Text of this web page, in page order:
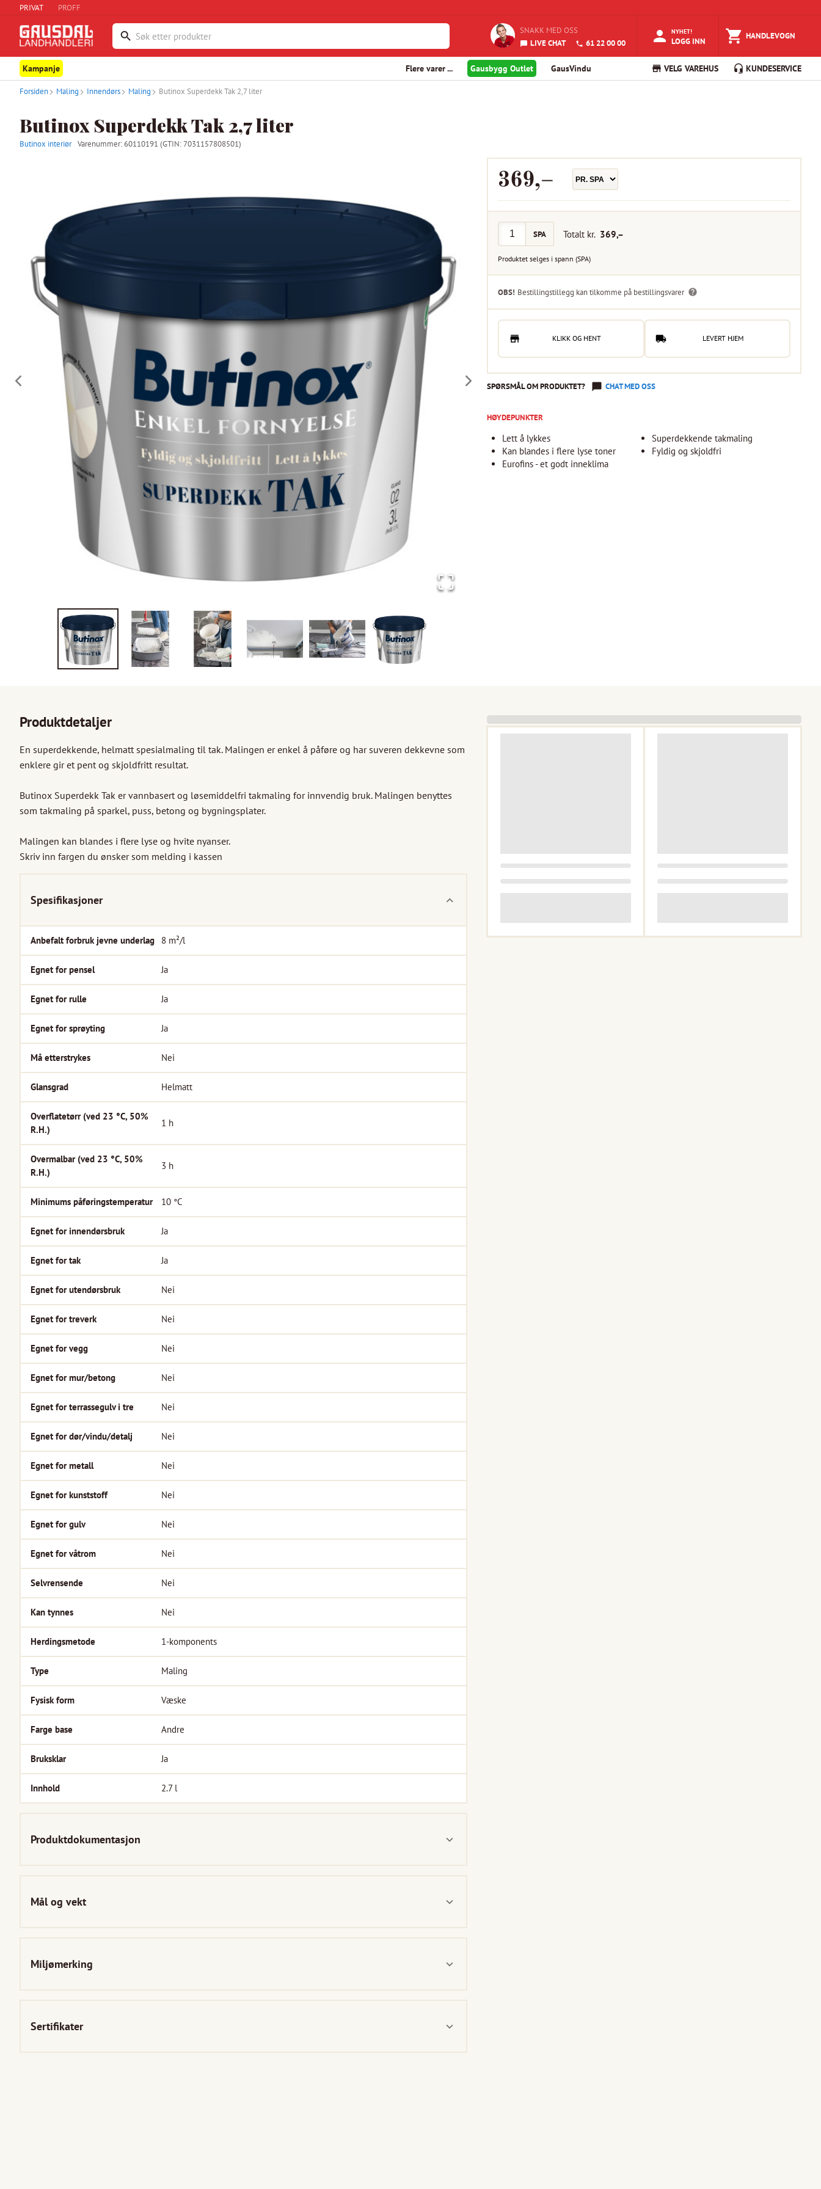
PRIVAT PROFF
SNAKK MED OSS
LIVE CHAT
61 22 00 00
NYHET!
LOGG INN HANDLEVOGN
Kampanje Flere varer ... Gausbygg Outlet GausVindu VELG VAREHUS KUNDESERVICE
Forsiden Maling Innendørs Maling Butinox Superdekk Tak 2,7 liter
Butinox Superdekk Tak 2,7 liter
Butinox interiør Varenummer:60110191 (GTIN: 7031157808501)
369,–
SPA Totalt kr. 369,–
Produktet selges ispann (SPA)
OBS! Bestillingstillegg kan tilkomme på bestillingsvarer
KLIKK OG HENT LEVERT HJEM
SPØRSMÅL OM PRODUKTET? CHAT MED OSS
HØYDEPUNKTER
Lett å lykkes
Kan blandes i flere lyse toner
Eurofins - et godt inneklima
Superdekkende takmaling
Fyldig og skjoldfri
Produktdetaljer
En superdekkende, helmatt spesialmaling til tak. Malingen er enkel å påføre og har suveren dekkevne som
enklere gir et pent og skjoldfritt resultat.
Butinox Superdekk Tak er vannbasert og løsemiddelfri takmaling for innvendig bruk. Malingen benyttes
som takmaling på sparkel, puss, betong og bygningsplater.
Malingen kan blandes i flere lyse og hvite nyanser.
Skriv inn fargen du ønsker som melding i kassen
Spesifikasjoner
Anbefalt forbruk jevne underlag 8 m²/l
Egnet for pensel Ja
Egnet for rulle Ja
Egnet for sprøyting Ja
Må etterstrykes Nei
Glansgrad Helmatt
Overflatetørr (ved 23 °C, 50%
R.H.)
1 h
Overmalbar (ved 23 °C, 50%
R.H.)
3 h
Minimums påføringstemperatur 10 °C
Egnet for innendørsbruk Ja
Egnet for tak Ja
Egnet for utendørsbruk Nei
Egnet for treverk Nei
Egnet for vegg Nei
Egnet for mur/betong Nei
Egnet for terrassegulv i tre Nei
Egnet for dør/vindu/detalj Nei
Egnet for metall Nei
Egnet for kunststoff Nei
Egnet for gulv Nei
Egnet for våtrom Nei
Selvrensende Nei
Kan tynnes Nei
Herdingsmetode 1-komponents
Type Maling
Fysisk form Væske
Farge base Andre
Bruksklar Ja
Innhold 2.7 l
Produktdokumentasjon
Mål og vekt
Miljømerking
Sertifikater